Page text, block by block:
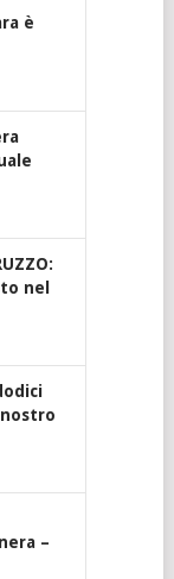
è
nel
–